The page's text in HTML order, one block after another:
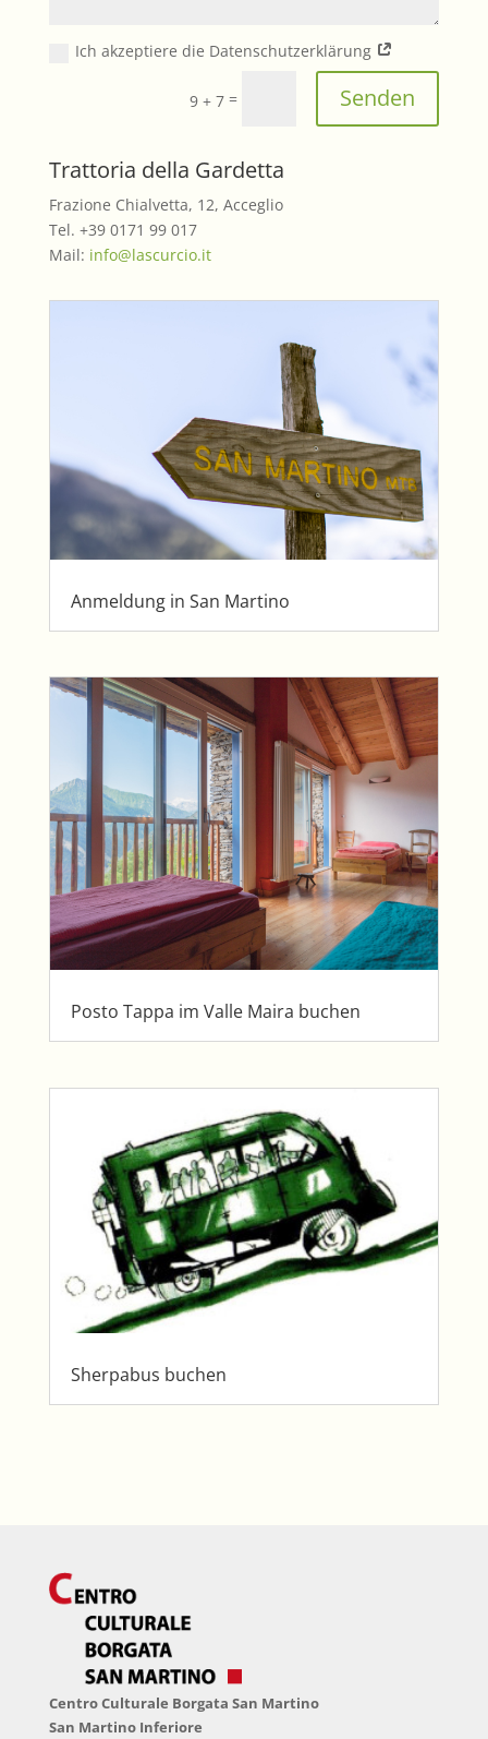
Ich akzeptiere die Datenschutzerklärung
9 + 7 = Senden
Trattoria della Gardetta
Frazione Chialvetta, 12, Acceglio
Tel. +39 0171 99 017
Mail: info@lascurcio.it
Anmeldung in San Martino
Posto Tappa im Valle Maira buchen
Sherpabus buchen
Centro Culturale Borgata San Martino
San Martino Inferiore